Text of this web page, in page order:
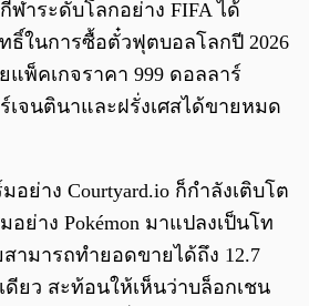
ฬาระดับโลกอย่าง FIFA ได้
ธิ์ในการซื้อตั๋วฟุตบอลโลกปี 2026
พ็คเกจราคา 999 ดอลลาร์
เจนตินาและฝรั่งเศสได้ขายหมด
ย่าง Courtyard.io ก็กำลังเติบโต
ย่าง Pokémon มาแปลงเป็นโท
ามารถทำยอดขายได้ถึง 12.7
ดียว สะท้อนให้เห็นว่าบล็อกเชน